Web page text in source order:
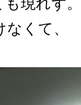
現れず
くて、